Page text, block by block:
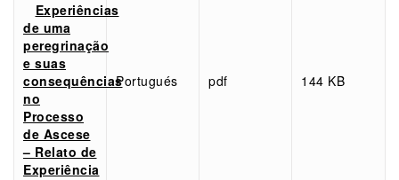
Experiências
de uma
peregrinação
e suas
consequências
no
Processo
de Ascese
– Relato de
Experiência
Portugués pdf 144 KB